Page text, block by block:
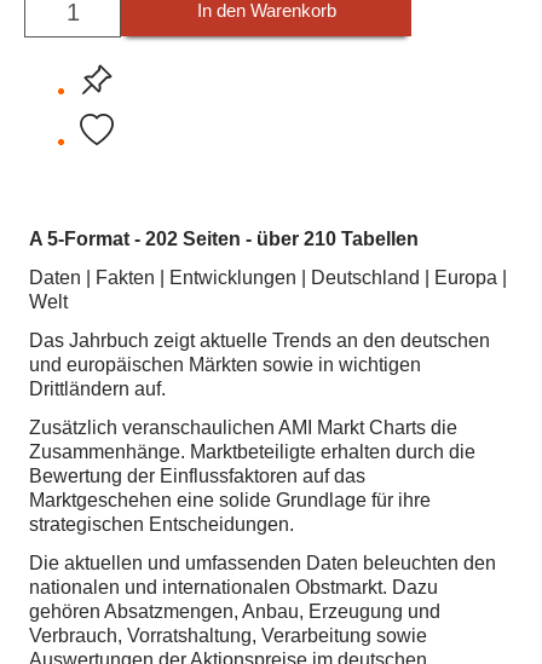
In den Warenkorb
A 5-Format - 202 Seiten - über 210 Tabellen
Daten | Fakten | Entwicklungen | Deutschland | Europa |
Welt
Das Jahrbuch zeigt aktuelle Trends an den deutschen
und europäischen Märkten sowie in wichtigen
Drittländern auf.
Zusätzlich veranschaulichen AMI Markt Charts die
Zusammenhänge. Marktbeteiligte erhalten durch die
Bewertung der Einflussfaktoren auf das
Marktgeschehen eine solide Grundlage für ihre
strategischen Entscheidungen.
Die aktuellen und umfassenden Daten beleuchten den
nationalen und internationalen Obstmarkt. Dazu
gehören Absatzmengen, Anbau, Erzeugung und
Verbrauch, Vorratshaltung, Verarbeitung sowie
Auswertungen der Aktionspreise im deutschen